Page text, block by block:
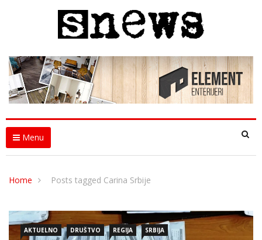
Menu
Home Posts tagged Carina Srbije
AKTUELNO DRUŠTVO REGIJA SRBIJA